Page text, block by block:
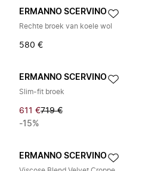
ERMANNO SCERVINO
Rechte broek van koele wol
580 €
ERMANNO SCERVINO
Slim-fit broek
611 €719 €
-15%
ERMANNO SCERVINO